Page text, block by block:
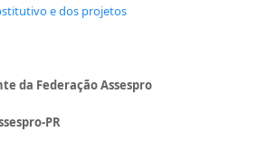
e dos projetos
da Federação Assespro
PR